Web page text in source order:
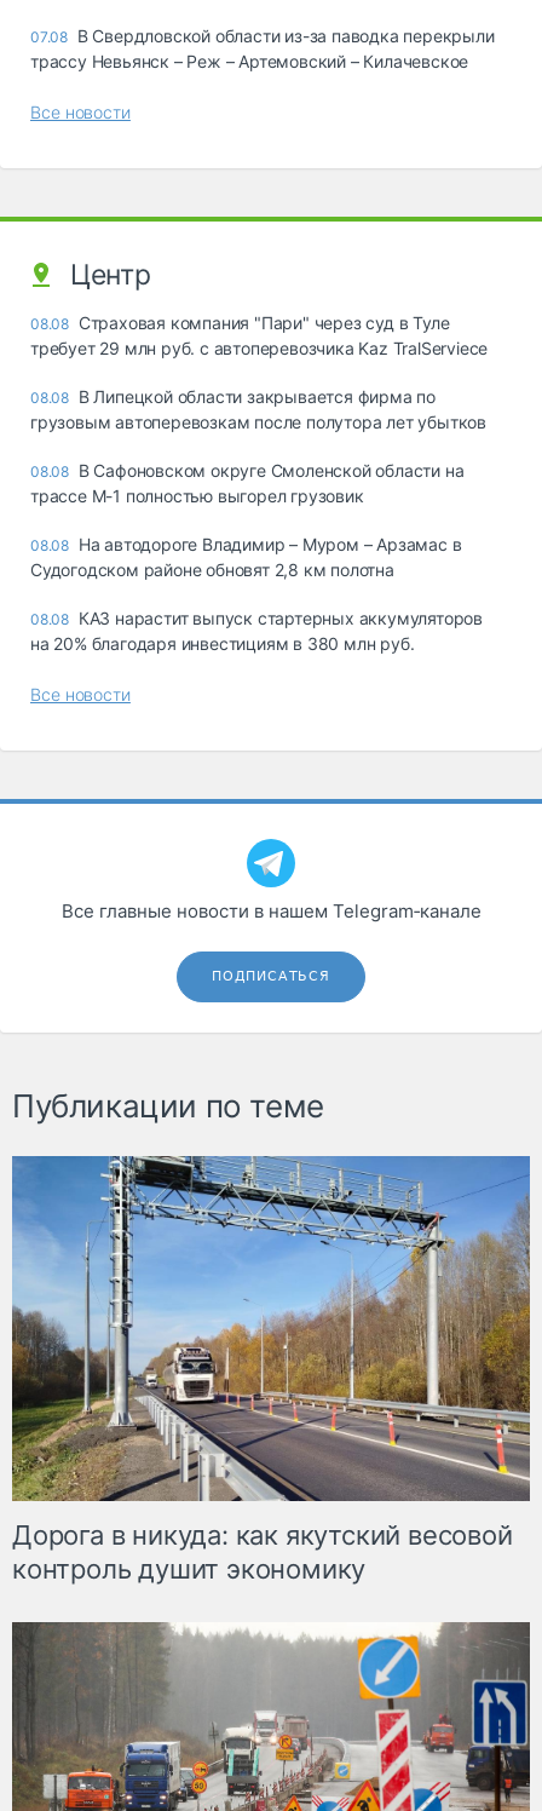
07.08 В Свердловской области из-за паводка перекрыли
трассу Невьянск – Реж – Артемовский – Килачевское
Все новости
Центр
08.08 Страховая компания "Пари" через суд в Туле
требует 29 млн руб. с автоперевозчика Kaz TralServiece
08.08 В Липецкой области закрывается фирма по
грузовым автоперевозкам после полутора лет убытков
08.08 В Сафоновском округе Смоленской области на
трассе М-1 полностью выгорел грузовик
08.08 На автодороге Владимир – Муром – Арзамас в
Судогодском районе обновят 2,8 км полотна
08.08 КАЗ нарастит выпуск стартерных аккумуляторов
на 20% благодаря инвестициям в 380 млн руб.
Все новости
Все главные новости в нашем Telegram‑канале
ПОДПИСАТЬСЯ
Публикации по теме
Дорога в никуда: как якутский весовой
контроль душит экономику